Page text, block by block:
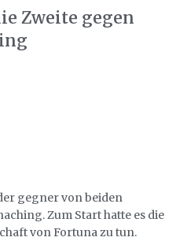
Zweite gegen
gegner von beiden
Zum Start hatte es die
von Fortuna zu tun.